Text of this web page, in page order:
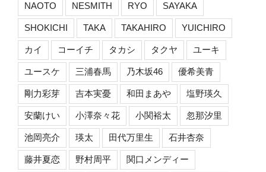
NAOTO NESMITH RYO SAYAKA
SHOKICHI TAKA TAKAHIRO YUICHIRO
カイ コーイチ タカシ タクヤ ユーキ
ユースケ 三浦春馬 乃木坂46 優希美青
剛力彩芽 吉本実憂 和田まあや 塩野瑛久
安蘭けい 小澤奈々花 小関裕太 忽那汐里
池岡亮介 瑛太 田代万里生 石井杏奈
藤井夏恋 野村周平 関口メンディー